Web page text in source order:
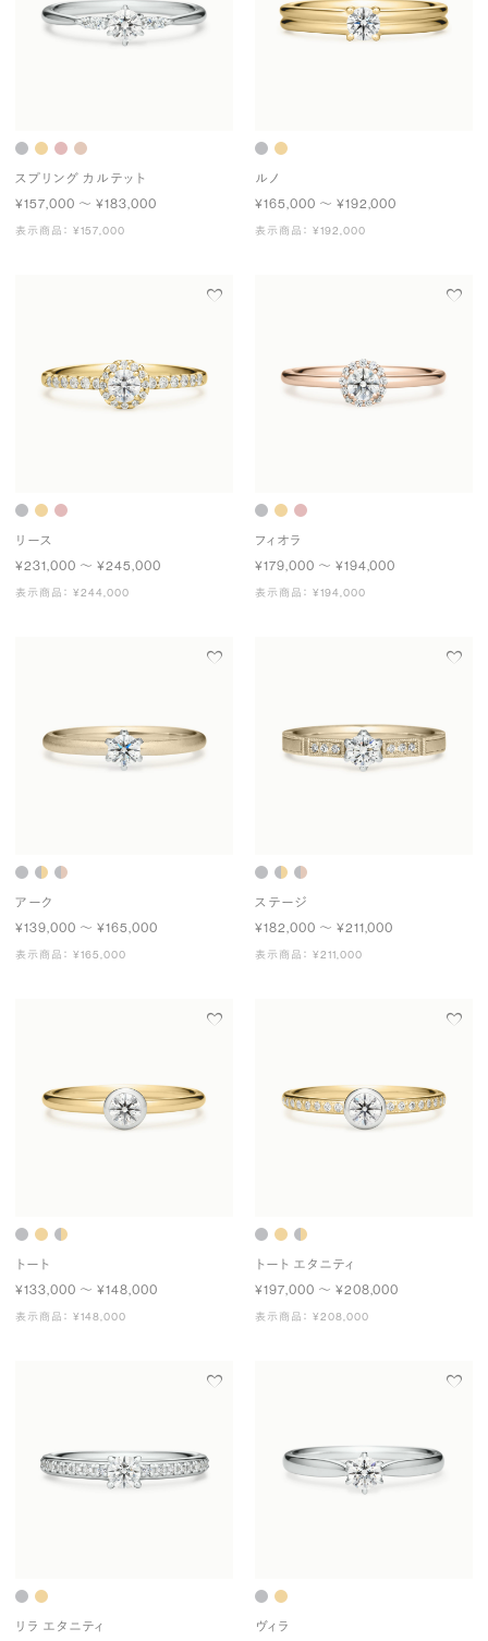
スプリング カルテット
¥157,000 〜 ¥183,000
表示商品： ¥157,000
ルノ
¥165,000 〜 ¥192,000
表示商品： ¥192,000
リース
¥231,000 〜 ¥245,000
表示商品： ¥244,000
フィオラ
¥179,000 〜 ¥194,000
表示商品： ¥194,000
アーク
¥139,000 〜 ¥165,000
表示商品： ¥165,000
ステージ
¥182,000 〜 ¥211,000
表示商品： ¥211,000
トート
¥133,000 〜 ¥148,000
表示商品： ¥148,000
トート エタニティ
¥197,000 〜 ¥208,000
表示商品： ¥208,000
リラ エタニティ ヴィラ